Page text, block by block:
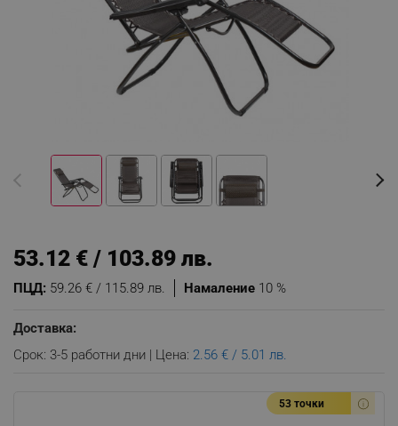
Намаление 10 %
ПЦД: 59.26 € / 115.89 лв.
53.12 € / 103.89 лв.
Доставка:
Срок: 3-5 работни дни | Цена: 2.56 € / 5.01 лв.
53 точки